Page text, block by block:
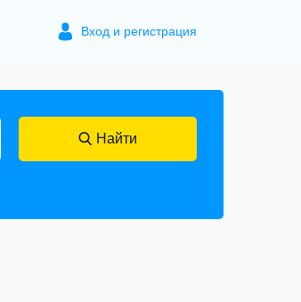
Вход и регистрация
Найти